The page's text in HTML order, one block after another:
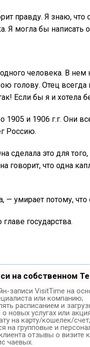
правду. Я знаю, что
Я могла бы написать
человека. В
голову. Отец всегда
Если бы я и хотела
1905 и 1906 г.г. Они
Россию.
сделала это для
говорит, что одна
умирает потому, что
главе государства.
на собственном
записи VisitTime на
или компанию;
расписанием и
новых услугах или
на карту/кошелек/счет;
на групповые и
отзывы о визите
чаевых.